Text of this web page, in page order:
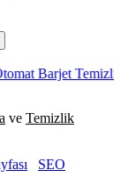
Temizlik
ve Temizlik
SEO